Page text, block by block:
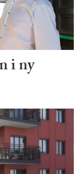
i ny